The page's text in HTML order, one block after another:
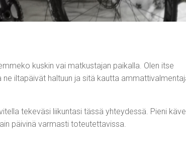
kuskin vai matkustajan paikalla. Olen itse
iltapäivät haltuun ja sitä kautta
tekeväsi liikuntasi tässä yhteydessä. Pieni
päivinä varmasti toteutettavissa.